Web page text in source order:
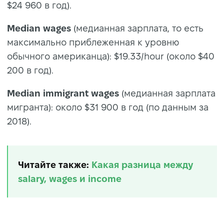
$24 960 в год).
Median wages (медианная зарплата, то есть
максимально приблеженная к уровню
обычного американца): $19.33/hour (около $40
200 в год).
Median immigrant wages (медианная зарплата
мигранта): около $31 900 в год (по данным за
2018).
Читайте также: Какая разница между
salary, wages и income